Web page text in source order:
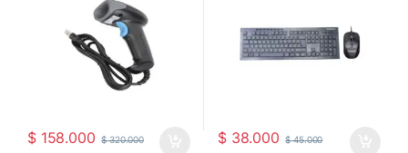
$158.000 $320.000 $38.000 $45.000